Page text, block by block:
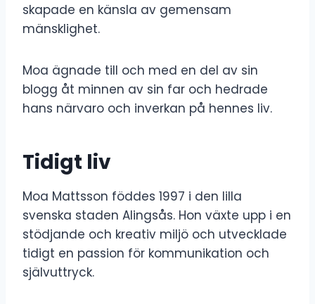
skapade en känsla av gemensam
mänsklighet.
Moa ägnade till och med en del av sin
blogg åt minnen av sin far och hedrade
hans närvaro och inverkan på hennes liv.
Tidigt liv
Moa Mattsson föddes 1997 i den lilla
svenska staden Alingsås. Hon växte upp i en
stödjande och kreativ miljö och utvecklade
tidigt en passion för kommunikation och
självuttryck.